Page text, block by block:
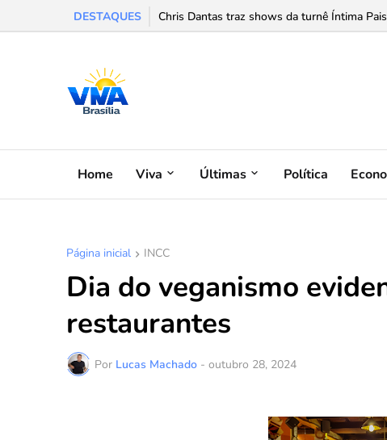
DESTAQUES Chris Dantas traz shows da turnê Íntima
Home Viva Últimas Política
Página inicial INCC
Dia do veganismo
restaurantes
Por Lucas Machado - outubro 28, 2024